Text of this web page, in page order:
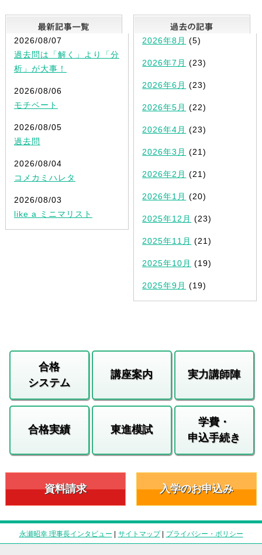
最新記事一覧
2026/08/07
過去問は「解く」より「分
析」が大事！
2026/08/06
モチベート
2026/08/05
過去問
2026/08/04
コメカミハレタ
2026/08/03
like a ミニマリスト
2026年8月 (5)
2026年7月 (23)
2026年6月 (23)
2026年5月 (22)
2026年4月 (23)
2026年3月 (21)
2026年2月 (21)
2026年1月 (20)
2025年12月 (23)
2025年11月 (21)
2025年10月 (19)
2025年9月 (19)
合格
システム
講座案内 実力講師陣
合格実績 東進模試
学費・
申込手続き
資料請求 入学のお申込み
永瀬昭幸 理事長インタビュー | サイトマップ| プライバシー・ポリシー